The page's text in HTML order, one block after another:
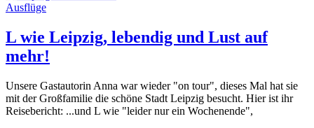
Ausflüge
L wie Leipzig, lebendig und Lust auf
mehr!
Unsere Gastautorin Anna war wieder "on tour", dieses Mal hat sie
mit der Großfamilie die schöne Stadt Leipzig besucht. Hier ist ihr
Reisebericht: ...und L wie "leider nur ein Wochenende",